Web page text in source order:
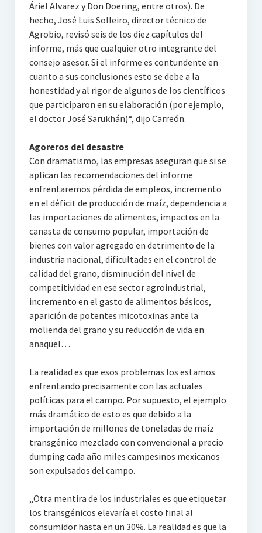
Áriel Alvarez y Don Doering, entre otros). De
hecho, José Luis Solleiro, director técnico de
Agrobio, revisó seis de los diez capítulos del
informe, más que cualquier otro integrante del
consejo asesor. Si el informe es contundente en
cuanto a sus conclusiones esto se debe a la
honestidad y al rigor de algunos de los científicos
que participaron en su elaboración (por ejemplo,
el doctor José Sarukhán)“, dijo Carreón.
Agoreros del desastre
Con dramatismo, las empresas aseguran que si se
aplican las recomendaciones del informe
enfrentaremos pérdida de empleos, incremento
en el déficit de producción de maíz, dependencia a
las importaciones de alimentos, impactos en la
canasta de consumo popular, importación de
bienes con valor agregado en detrimento de la
industria nacional, dificultades en el control de
calidad del grano, disminución del nivel de
competitividad en ese sector agroindustrial,
incremento en el gasto de alimentos básicos,
aparición de potentes micotoxinas ante la
molienda del grano y su reducción de vida en
anaquel…
La realidad es que esos problemas los estamos
enfrentando precisamente con las actuales
políticas para el campo. Por supuesto, el ejemplo
más dramático de esto es que debido a la
importación de millones de toneladas de maíz
transgénico mezclado con convencional a precio
dumping cada año miles campesinos mexicanos
son expulsados del campo.
„Otra mentira de los industriales es que etiquetar
los transgénicos elevaría el costo final al
consumidor hasta en un 30%. La realidad es que la